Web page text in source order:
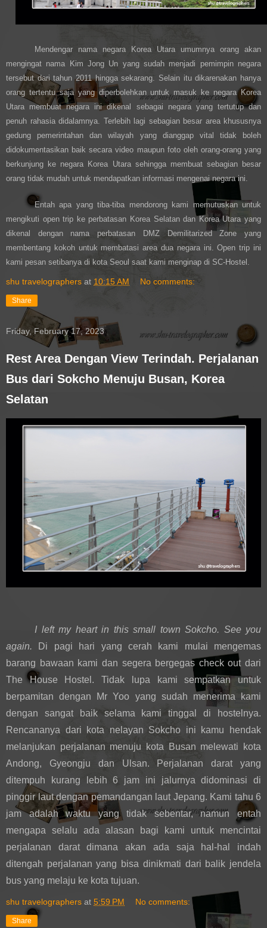
Mendengar nama negara Korea Utara umumnya orang akan
mengingat nama Kim Jong Un yang sudah menjadi pemimpin negara
tersebut dari tahun 2011 hingga sekarang. Selain itu dikarenakan hanya
orang tertentu saja yang diperbolehkan untuk masuk ke negara Korea
Utara membuat negara ini dikenal sebagai negara yang tertutup dan
penuh rahasia didalamnya. Terlebih lagi sebagian besar area khususnya
gedung pemerintahan dan wilayah yang dianggap vital tidak boleh
didokumentasikan baik secara video maupun foto oleh orang-orang yang
berkunjung ke negara Korea Utara sehingga membuat sebagian besar
orang tidak mudah untuk mendapatkan informasi mengenai negara ini.
Entah apa yang tiba-tiba mendorong kami memutuskan untuk
mengikuti open trip ke perbatasan Korea Selatan dan Korea Utara yang
dikenal dengan nama perbatasan DMZ Demilitarized Zone yang
membentang kokoh untuk membatasi area dua negara ini. Open trip ini
kami pesan setibanya di kota Seoul saat kami menginap di SC-Hostel.
shu travelographers at 10:15 AM No comments:
Share
Friday, February 17, 2023
Rest Area Dengan View Terindah. Perjalanan
Bus dari Sokcho Menuju Busan, Korea
Selatan
I left my heart in this small town Sokcho. See you
again.
Di pagi hari yang cerah kami mulai mengemas
barang bawaan kami dan segera bergegas check out dari
The House Hostel. Tidak lupa kami sempatkan untuk
berpamitan dengan Mr Yoo yang sudah menerima kami
dengan sangat baik selama kami tinggal di hostelnya.
Rencananya dari kota nelayan Sokcho ini kamu hendak
melanjukan perjalanan menuju kota Busan melewati kota
Andong, Gyeongju dan Ulsan. Perjalanan darat yang
ditempuh kurang lebih 6 jam ini jalurnya didominasi di
pinggir laut dengan pemandangan laut Jepang. Kami tahu 6
jam adalah waktu yang tidak sebentar, namun entah
mengapa selalu ada alasan bagi kami untuk mencintai
perjalanan darat dimana akan ada saja hal-hal indah
ditengah perjalanan yang bisa dinikmati dari balik jendela
bus yang melaju ke kota tujuan.
shu travelographers at 5:59 PM No comments:
Share